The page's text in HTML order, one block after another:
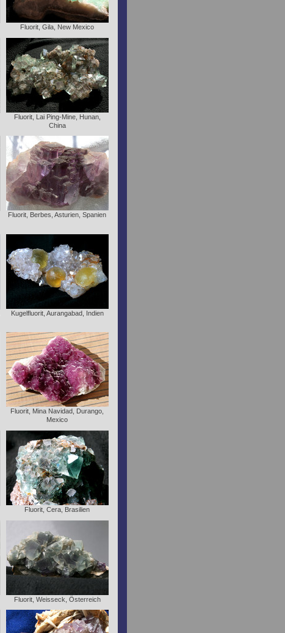
Fluorit, Gila, New Mexico
Fluorit, Lai Ping-Mine, Hunan,
China
Fluorit, Berbes, Asturien, Spanien
Kugelfluorit, Aurangabad, Indien
Fluorit, Mina Navidad, Durango,
Mexico
Fluorit, Cera, Brasilien
Fluorit, Weisseck, Österreich